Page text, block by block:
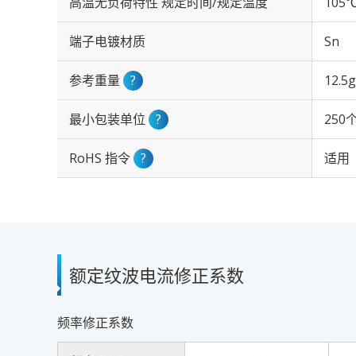
端子电镀材质 Sn
参考重量 ? 12.5g
最小包装单位 ? 250
RoHS 指令 ? 适用
额定纹波电流修正系数
频率修正系数